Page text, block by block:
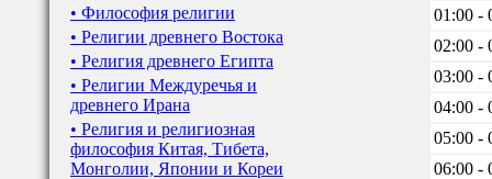
• Философия религии
• Религии древнего Востока
• Религия древнего Египта
• Религии Междуречья и
древнего Ирана
• Религия и религиозная
философия Китая, Тибета,
Монголии, Японии и Кореи
01:00 -
02:00 -
03:00 -
04:00 -
05:00 -
06:00 -